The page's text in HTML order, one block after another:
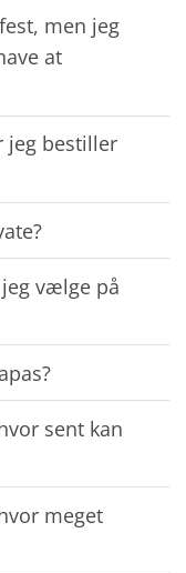
men jeg
at
jeg bestiller
vælge på
sent kan
meget